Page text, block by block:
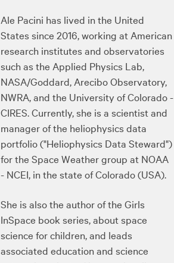
Ale Pacini has lived in the United
States since 2016, working at American
research institutes and observatories
such as the Applied Physics Lab,
NASA/Goddard, Arecibo Observatory,
NWRA, and the University of Colorado -
CIRES. Currently, she is a scientist and
manager of the heliophysics data
portfolio ("Heliophysics Data Steward")
for the Space Weather group at NOAA
- NCEI, in the state of Colorado (USA).
She is also the author of the Girls
InSpace book series, about space
science for children, and leads
associated education and science